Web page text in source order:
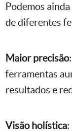
Podemos
de diferentes
Maior precisão
ferramentas
resultados e
Visão holística: